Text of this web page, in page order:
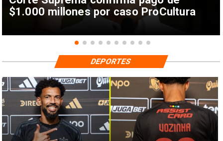
$1.000 millones por caso ProCultura
DEPORTES